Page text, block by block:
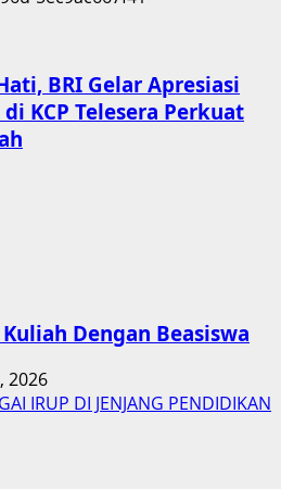
BRI Gelar Apresiasi
KCP Telesera Perkuat
Dengan Beasiswa
2026
IRUP DI JENJANG PENDIDIKAN